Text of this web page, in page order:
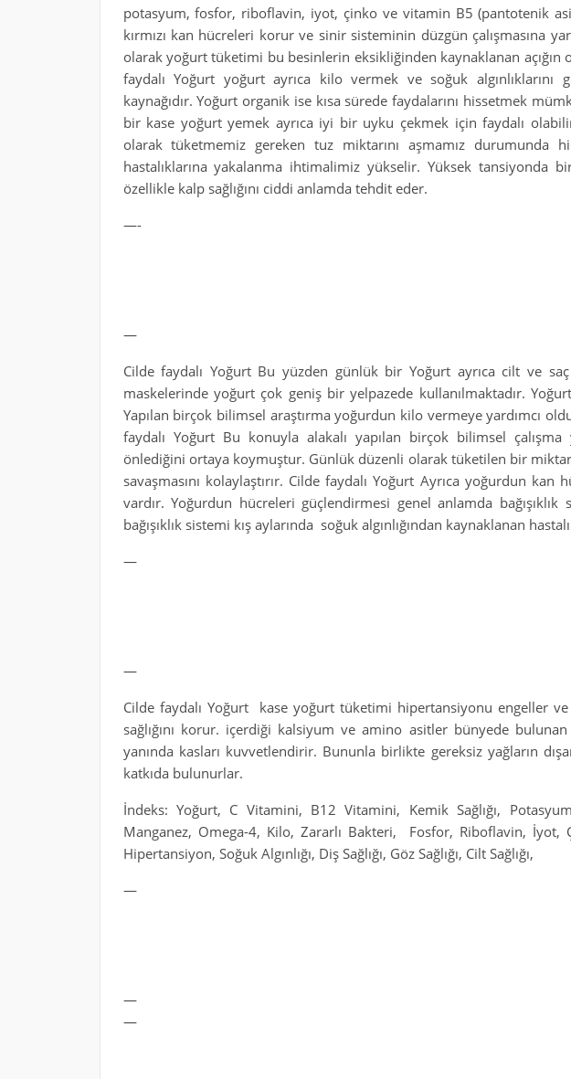
potasyum, fosfor, riboflavin, iyot, çinko ve vitamin B5 (pantotenik
kırmızı kan hücreleri korur ve sinir sisteminin düzgün çalışmasına
olarak yoğurt tüketimi bu besinlerin eksikliğinden kaynaklanan açığın
faydalı Yoğurt yoğurt ayrıca kilo vermek ve soğuk
kaynağıdır. Yoğurt organik ise kısa sürede faydalarını hissetmek
bir kase yoğurt yemek ayrıca iyi bir uyku çekmek için faydalı
olarak tüketmemiz gereken tuz miktarını aşmamız durumunda
hastalıklarına yakalanma ihtimalimiz yükselir. Yüksek tansiyonda
özellikle kalp sağlığını ciddi anlamda tehdit eder.
—-
—
Cilde faydalı Yoğurt Bu yüzden günlük bir Yoğurt ayrıca cilt ve saç
maskelerinde yoğurt çok geniş bir yelpazede kullanılmaktadır.
Yapılan birçok bilimsel araştırma yoğurdun kilo vermeye yardımcı
faydalı Yoğurt Bu konuyla alakalı yapılan birçok bilimsel çalışma
önlediğini ortaya koymuştur. Günlük düzenli olarak tüketilen bir
savaşmasını kolaylaştırır. Cilde faydalı Yoğurt Ayrıca yoğurdun
vardır. Yoğurdun hücreleri güçlendirmesi genel anlamda bağışıklık
bağışıklık sistemi kış aylarında soğuk algınlığından kaynaklanan
—
—
Cilde faydalı Yoğurt kase yoğurt tüketimi hipertansiyonu engeller
sağlığını korur. içerdiği kalsiyum ve amino asitler bünyede
yanında kasları kuvvetlendirir. Bununla birlikte gereksiz yağların
katkıda bulunurlar.
İndeks: Yoğurt, C Vitamini, B12 Vitamini, Kemik Sağlığı,
Manganez, Omega-4, Kilo, Zararlı Bakteri, Fosfor, Riboflavin, İyot,
Hipertansiyon, Soğuk Algınlığı, Diş Sağlığı, Göz Sağlığı, Cilt Sağlığı,
—
—
—